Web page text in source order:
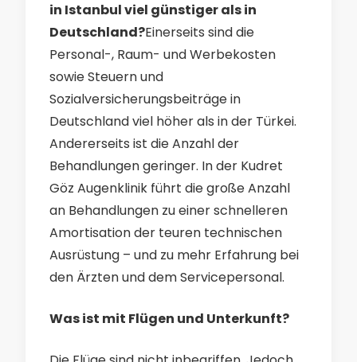
in Istanbul viel günstiger als in
Deutschland?Einerseits sind die
Personal-, Raum- und Werbekosten
sowie Steuern und
Sozialversicherungsbeiträge in
Deutschland viel höher als in der Türkei.
Andererseits ist die Anzahl der
Behandlungen geringer. In der Kudret
Göz Augenklinik führt die große Anzahl
an Behandlungen zu einer schnelleren
Amortisation der teuren technischen
Ausrüstung – und zu mehr Erfahrung bei
den Ärzten und dem Servicepersonal.
Was ist mit Flügen und Unterkunft?